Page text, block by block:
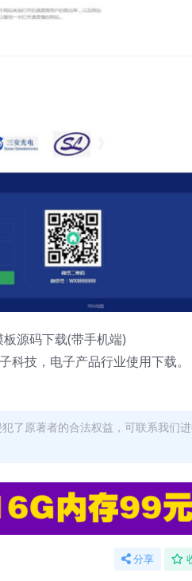
源码下载(带手机端)
技，电子产品行业使用下载。
了原著者的合法权益，可联系我们
分享